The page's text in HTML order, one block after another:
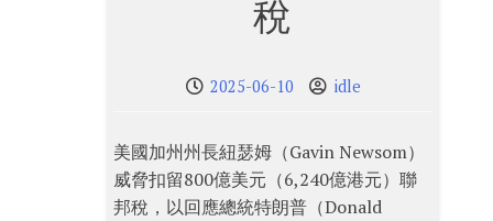
稅
2025-06-10 idle
美國加州州長紐瑟姆（Gavin Newsom）
威脅扣留800億美元（6,240億港元）聯
邦稅，以回應總統特朗普（Donald